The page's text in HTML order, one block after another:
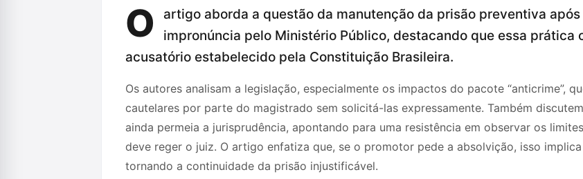
O
artigo aborda a questão da manutenção da prisão preventiva
impronúncia pelo Ministério Público, destacando que essa prática
acusatório estabelecido pela Constituição Brasileira.
Os autores analisam a legislação, especialmente os impactos do pacote “anticrime”,
cautelares por parte do magistrado sem solicitá-las expressamente. Também
ainda permeia a jurisprudência, apontando para uma resistência em observar os
deve reger o juiz. O artigo enfatiza que, se o promotor pede a absolvição, isso
tornando a continuidade da prisão injustificável.